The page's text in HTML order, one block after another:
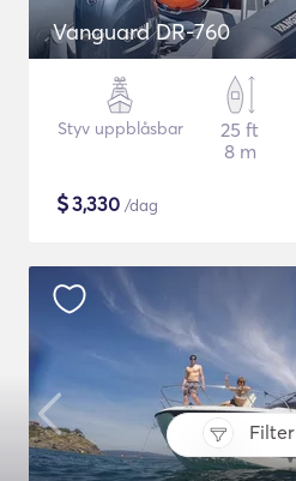
Filter
Vanguard DR-760
Styv uppblåsbar
25 ft
8 m
$3,330 /dag